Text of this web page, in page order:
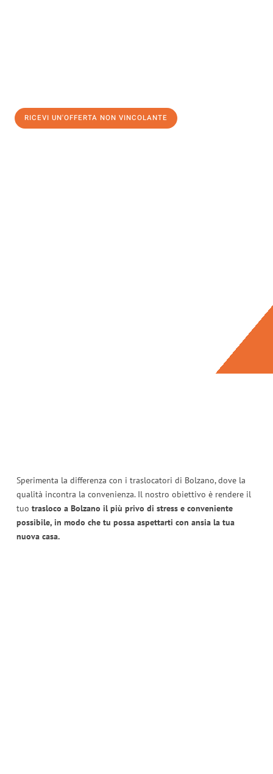
RICEVI UN'OFFERTA NON VINCOLANTE
Sperimenta la differenza con i traslocatori di Bolzano, dove la
qualità incontra la convenienza. Il nostro obiettivo è rendere il
tuo trasloco a Bolzano il più privo di stress e conveniente
possibile, in modo che tu possa aspettarti con ansia la tua
nuova casa.